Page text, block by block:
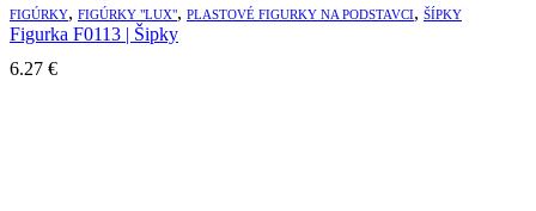
FIGÚRKY, FIGÚRKY "LUX", PLASTOVÉ FIGURKY NA PODSTAVCI, ŠÍPKY
Figurka F0113 | Šipky
6.27 €